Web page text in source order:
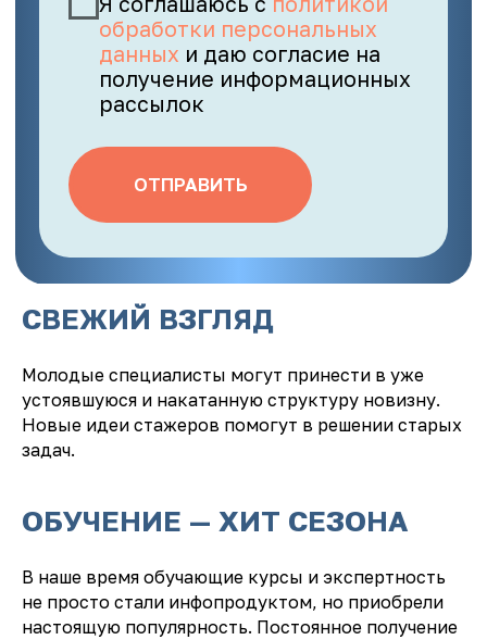
СВЕЖИЙ ВЗГЛЯД
Молодые специалисты могут принести в уже
устоявшуюся и накатанную структуру новизну.
Новые идеи стажеров помогут в решении старых
задач.
ОБУЧЕНИЕ — ХИТ СЕЗОНА
В наше время обучающие курсы и экспертность
не просто стали инфопродуктом, но приобрели
настоящую популярность. Постоянное получение